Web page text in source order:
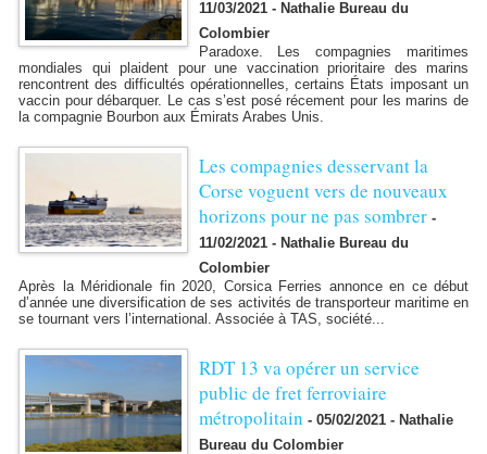
11/03/2021 - Nathalie Bureau du
Colombier
Paradoxe. Les compagnies maritimes
mondiales qui plaident pour une vaccination prioritaire des marins
rencontrent des difficultés opérationnelles, certains États imposant un
vaccin pour débarquer. Le cas s’est posé récement pour les marins de
la compagnie Bourbon aux Émirats Arabes Unis.
​Les compagnies desservant la
Corse voguent vers de nouveaux
horizons pour ne pas sombrer -
11/02/2021 - Nathalie Bureau du
Colombier
Après la Méridionale fin 2020, Corsica Ferries annonce en ce début
d’année une diversification de ses activités de transporteur maritime en
se tournant vers l’international. Associée à TAS, société...
RDT 13 va opérer un service
public de fret ferroviaire
métropolitain - 05/02/2021 - Nathalie
Bureau du Colombier